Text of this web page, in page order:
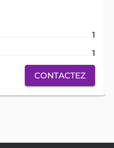
1
1
CONTACTEZ